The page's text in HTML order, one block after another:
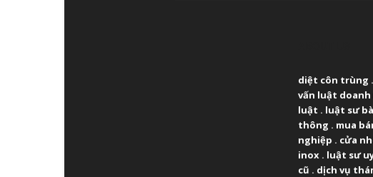
diệt côn trùng .
vấn luật
luật . luật sư
thông . mua
nghiệp . cửa
inox . luật sư
cũ . dịch vụ